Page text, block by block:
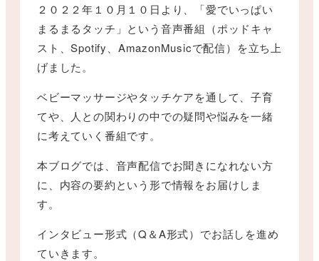
２０２２年１０月１０日より、「愛でいっぱい
まるまるタッチ」という音声番組（ポッドキャ
スト、Spotify、AmazonMusicで配信）を立ち上
げました。
ベビーマッサージやタッチケアを通して、子育
てや、人との関わりの中での疑問や悩みを一緒
に考えていく番組です。
本ブログでは、音声配信でお聞きになれない方
に、内容の要約という形で情報をお届けしま
す。
インタビュー形式（Q＆A形式）でお話しを進め
ていきます。